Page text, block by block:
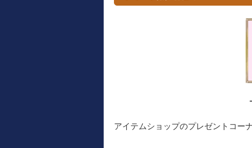
アイテムショップのプレゼントコー